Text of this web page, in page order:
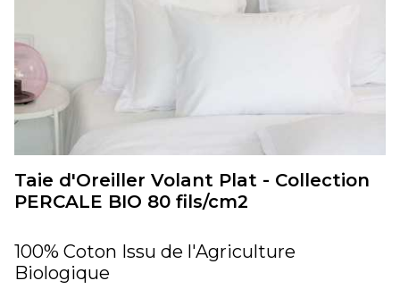
Taie d'Oreiller Volant Plat - Collection
PERCALE BIO 80 fils/cm2
100% Coton Issu de l'Agriculture
Biologique